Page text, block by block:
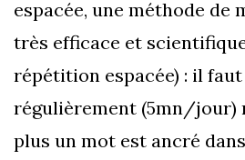
espacée, une méthode de
très efficace et
répétition espacée) : il
régulièrement (5mn/jour)
plus un mot est ancré